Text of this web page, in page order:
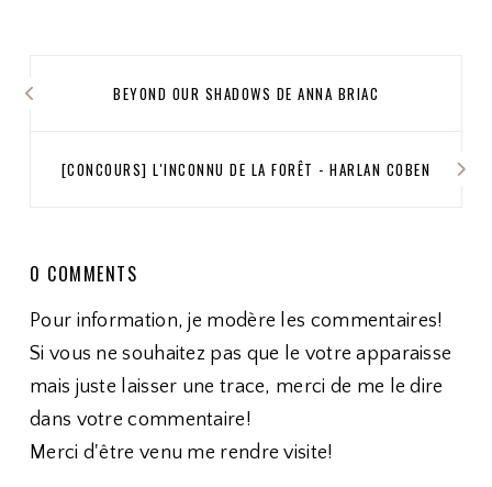
BEYOND OUR SHADOWS DE ANNA BRIAC
[CONCOURS] L'INCONNU DE LA FORÊT - HARLAN COBEN
0 COMMENTS
Pour information, je modère les commentaires!
Si vous ne souhaitez pas que le votre apparaisse
mais juste laisser une trace, merci de me le dire
dans votre commentaire!
Merci d'être venu me rendre visite!